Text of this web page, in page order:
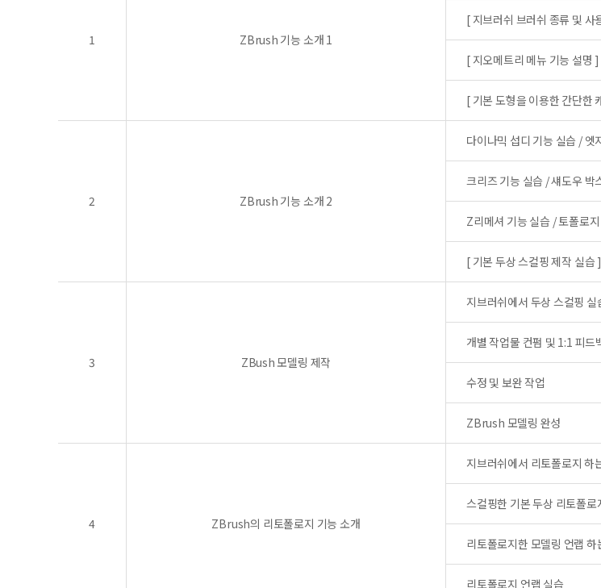
1 ZBrush 기능 소개 1
[ 지브러쉬 브러쉬 종류 및 사
[ 지오메트리 메뉴 기능 설명
[ 기본 도형을 이용한 간단한
2 ZBrush 기능 소개 2
다이나믹 섭디 기능 실습 / 엣
크리즈 기능 실습 / 섀도우 박
Z리메셔 기능 실습 / 토폴로
[ 기본 두상 스컬핑 제작 실습
3 ZBush 모델링 제작
지브러쉬에서 두상 스컬핑 실
개별 작업물 컨펌 및 1:1 피드
수정 및 보완 작업
ZBrush 모델링 완성
4 ZBrush의 리토폴로지 기능 소개
지브러쉬에서 리토폴로지 하
스컬핑한 기본 두상 리토폴로
리토폴로지한 모델링 언랩 하
리토폴로지 언랩 실습